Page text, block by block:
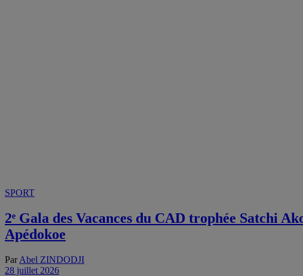
SPORT
2ᵉ Gala des Vacances du CAD trophée Satchi
Apédokoe
Par Abel ZINDODJI
28 juillet 2026